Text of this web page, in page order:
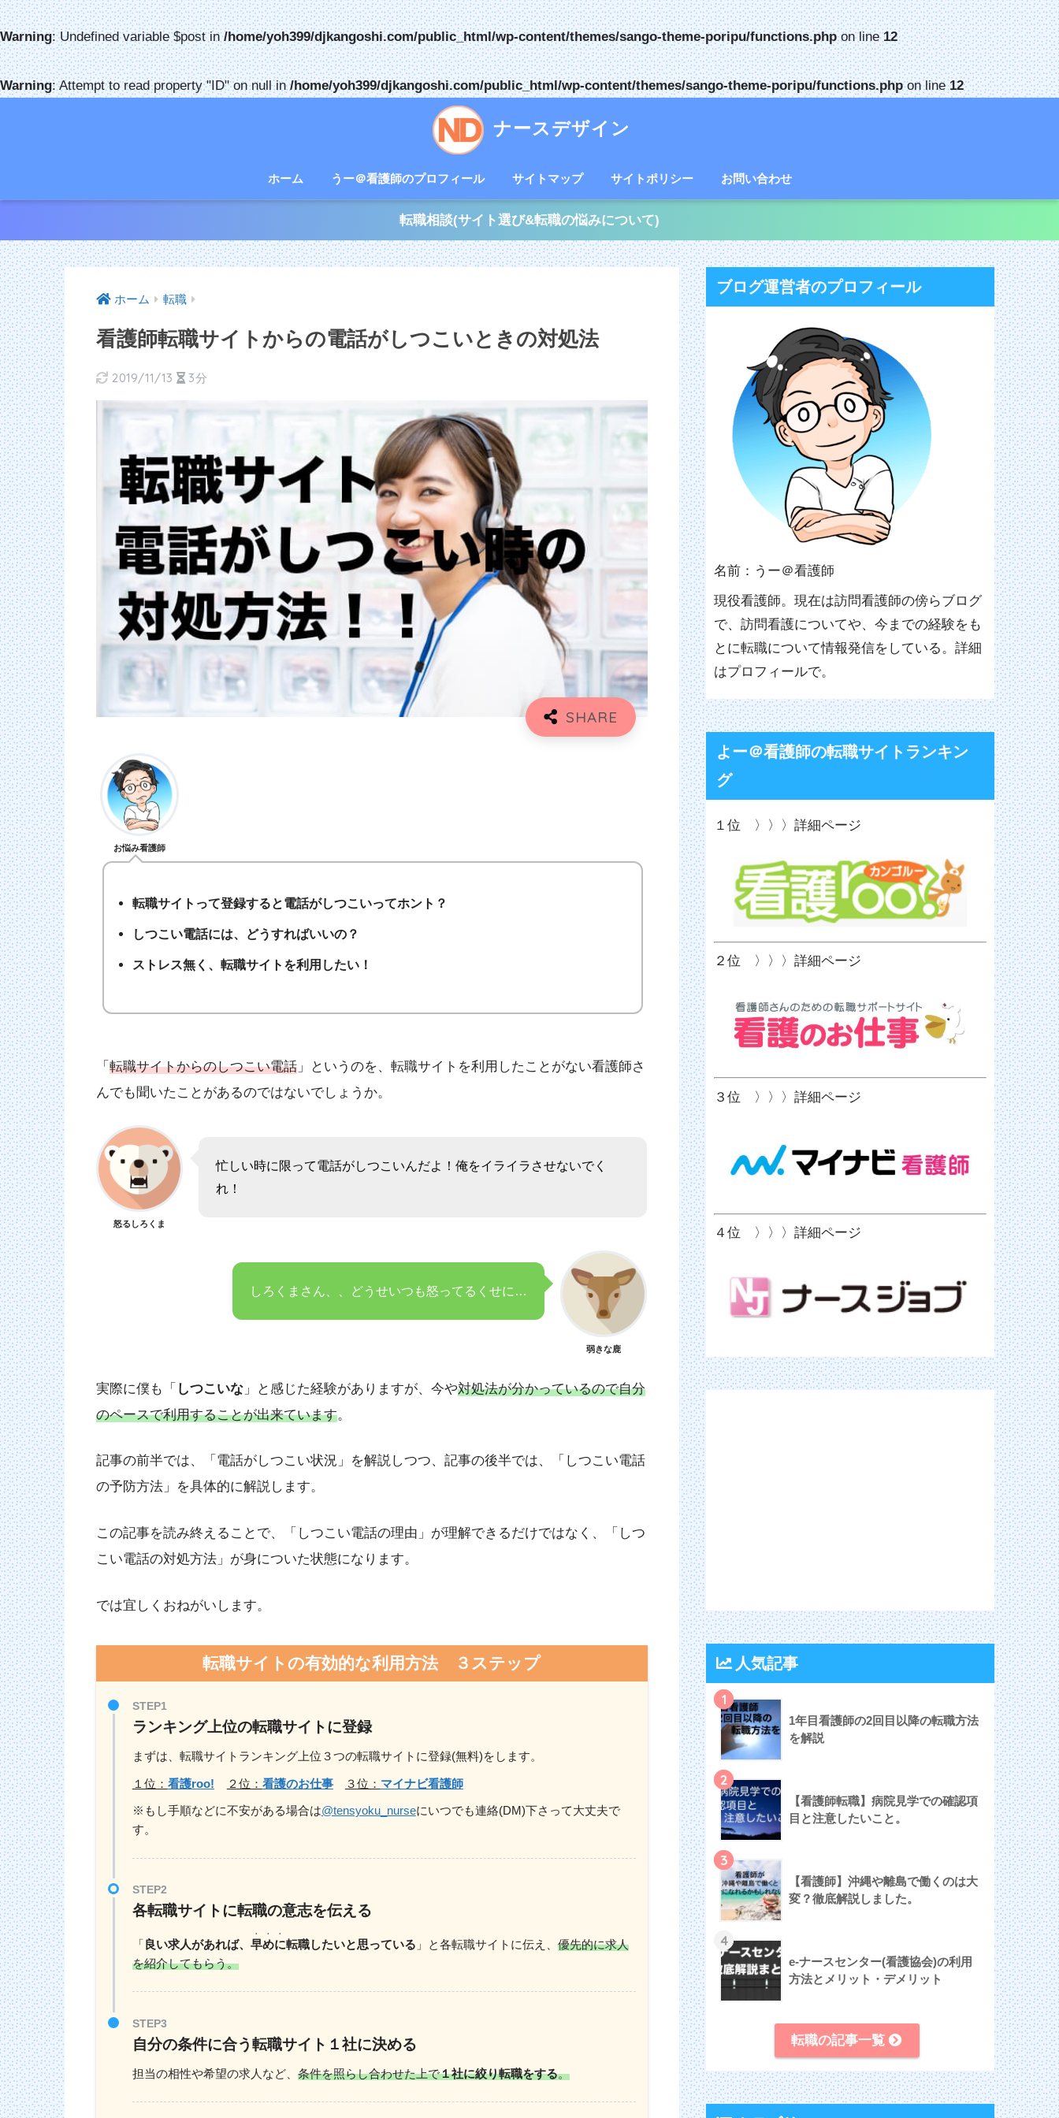
Warning: Undefined variable $post in/home/yoh399/djkangoshi.com/public_html/wp-content/themes/sango-theme-poripu/functions.phpon line12
Warning: Attempt to read property "ID" on null in/home/yoh399/djkangoshi.com/public_html/wp-content/themes/sango-theme-poripu/functions.phpon line12
ナースデザイン
ホーム うー＠看護師のプロフィール サイトマップ サイトポリシー お問い合わせ
転職相談(サイト選び&転職の悩みについて)
ホーム 転職
看護師転職サイトからの電話がしつこいときの対処法
2019/11/13 3分
お悩み看護師
転職サイトって登録すると電話がしつこいってホント？
しつこい電話には、どうすればいいの？
ストレス無く、転職サイトを利用したい！
「 転職サイトからのしつこい電話 」というのを、転職サイトを利用したことがない看護師さ
んでも聞いたことがあるのではないでしょうか。
怒るしろくま
忙しい時に限って電話がしつこいんだよ！俺をイライラさせないでく
れ！
しろくまさん、、どうせいつも怒ってるくせに…
弱きな鹿
実際に僕も「 しつこいな 」と感じた経験がありますが、今や対処法が分かっているので自分
のペースで利用することが出来ています。
記事の前半では、「電話がしつこい状況」を解説しつつ、記事の後半では、「しつこい電話
の予防方法」を具体的に解説します。
この記事を読み終えることで、「しつこい電話の理由」が理解できるだけではなく、「しつ
こい電話の対処方法」が身についた状態になります。
では宜しくおねがいします。
転職サイトの有効的な利用方法 ３ステップ
STEP1
ランキング上位の転職サイトに登録
まずは、転職サイトランキング上位３つの転職サイトに登録(無料)をします。
１位： 看護roo! ２位： 看護のお仕事 ３位： マイナビ看護師
※もし手順などに不安がある場合は@tensyoku_nurseにいつでも連絡(DM)下さって大丈夫で
す。
STEP2
各転職サイトに転職の意志を伝える
「良い求人があれば、 早めに
・・・
転職したいと思っている 」と各転職サイトに伝え、 優先的に求人
を紹介してもらう。
STEP3
自分の条件に合う転職サイト１社に決める
担当の相性や希望の求人など、 条件を照らし合わせた上で１社に絞り転職をする。
ブログ運営者のプロフィール
名前：うー＠看護師
現役看護師。現在は訪問看護師の傍らブログ
で、訪問看護についてや、今までの経験をも
とに転職について情報発信をしている。詳細
はプロフィールで。
よー＠看護師の転職サイトランキン
グ
１位 〉〉〉詳細ページ
２位 〉〉〉詳細ページ
３位 〉〉〉詳細ページ
４位 〉〉〉詳細ページ
人気記事
1
1年目看護師の2回目以降の転職方法
を解説
2
【看護師転職】病院見学での確認項
目と注意したいこと。
3
【看護師】沖縄や離島で働くのは大
変？徹底解説しました。
4
e-ナースセンター(看護協会)の利用
方法とメリット・デメリット
転職の記事一覧